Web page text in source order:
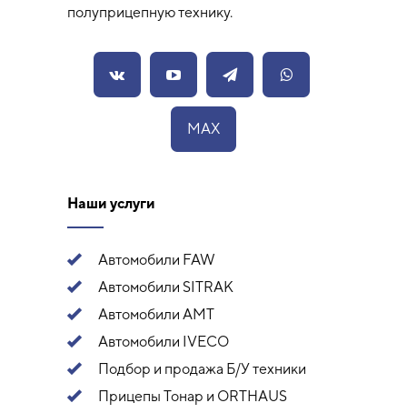
полуприцепную технику.
MAX
Наши услуги
Автомобили FAW
Автомобили SITRAK
Автомобили АМТ
Автомобили IVECO
Подбор и продажа Б/У техники
Прицепы Тонар и ORTHAUS